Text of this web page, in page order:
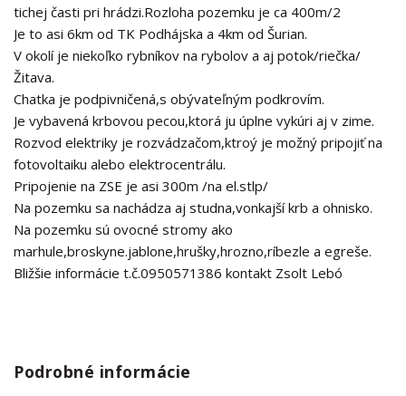
tichej časti pri hrádzi.Rozloha pozemku je ca 400m/2
Je to asi 6km od TK Podhájska a 4km od Šurian.
V okolí je niekoľko rybníkov na rybolov a aj potok/riečka/
Žitava.
Chatka je podpivničená,s obývateľným podkrovím.
Je vybavená krbovou pecou,ktorá ju úplne vykúri aj v zime.
Rozvod elektriky je rozvádzačom,ktroý je možný pripojiť na
fotovoltaiku alebo elektrocentrálu.
Pripojenie na ZSE je asi 300m /na el.stlp/
Na pozemku sa nachádza aj studna,vonkajší krb a ohnisko.
Na pozemku sú ovocné stromy ako
marhule,broskyne.jablone,hrušky,hrozno,ríbezle a egreše.
Bližšie informácie t.č.0950571386 kontakt Zsolt Lebó
Podrobné informácie